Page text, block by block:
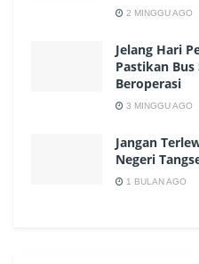
2 MINGGU AGO
Jelang Hari
Pastikan Bus
Beroperasi
3 MINGGU AGO
Jangan
Negeri
1 BULAN AGO